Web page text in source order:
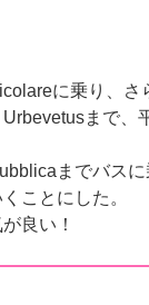
に乗り、さ
まで、
までバス
ことにした。
良い！